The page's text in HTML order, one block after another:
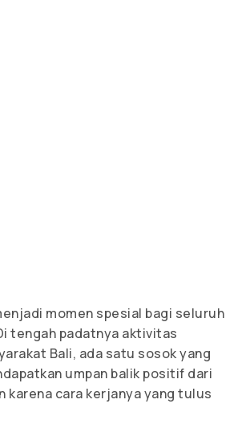
momen spesial bagi seluruh
tengah padatnya aktivitas
Bali, ada satu sosok yang
umpan balik positif dari
karena cara kerjanya yang tulus